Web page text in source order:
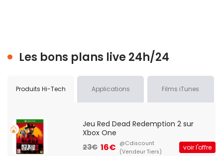
Les bons plans live 24h/24
Produits Hi-Tech Applications Films iTunes
Jeu Red Dead Redemption 2 sur
Xbox One
23€ 16€ @Cdiscount
(Vendeur Tiers)
voir l'offre